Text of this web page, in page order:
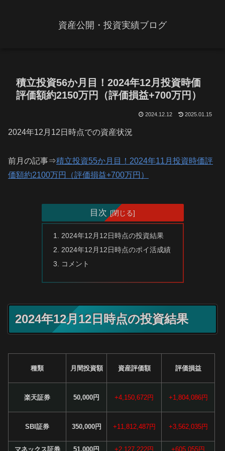
資産公開・投資実績ブログ
積立投資56か月目！2024年12月投資時価
評価額約2150万円（評価損益+700万円）
2024.12.12 2025.01.15
2024年12月12日時点での資産状況
前月の記事⇒積立投資55か月目！2024年11月投資時価評
価額約2100万円（評価損益+700万円）
目次
2024年12月12日時点の投資結果
2024年12月12日時点のポイ活成績
コメント
2024年12月12日時点の投資結果
種類 月間投資額 資産評価額 評価損益
楽天証券 50,000円 +4,150,672円 +1,804,086円
SBI証券 350,000円 +11,812,487円 +3,562,035円
マネックス証券 51,000円 +2,127,222円 +605,055円